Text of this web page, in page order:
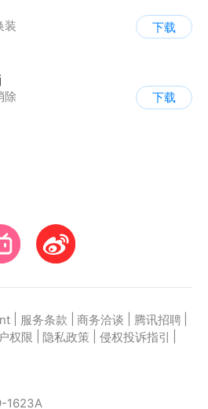
装
下载
除
下载
服务条款 商务洽谈 腾讯招聘
权限 隐私政策 侵权投诉指引
1623A